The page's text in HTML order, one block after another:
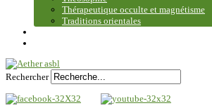
Thérapeutique occulte et magnétisme
Traditions orientales
Rechercher